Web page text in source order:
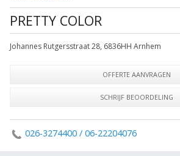
PRETTY COLOR
Johannes Rutgersstraat 28, 6836HH Arnhem
OFFERTE AANVRAGEN
SCHRIJF BEOORDELING
026-3274400 / 06-22204076